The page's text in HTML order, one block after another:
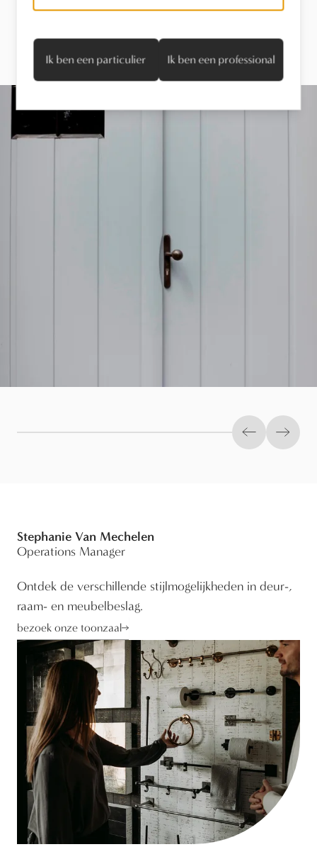
PreviousNext
Stephanie Van Mechelen
Operations Manager
Ontdek de verschillende stijlmogelijkheden in deur-,
raam- en meubelbeslag.
bezoek onze toonzaal
Ik ben een particulier Ik ben een professional